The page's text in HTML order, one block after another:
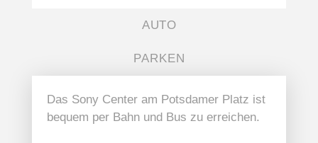
AUTO
PARKEN
Das Sony Center am Potsdamer Platz ist
bequem per Bahn und Bus zu erreichen.